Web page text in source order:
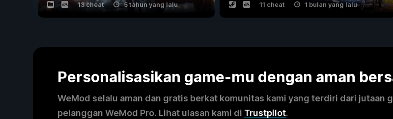
13 cheat 5 tahun yang lalu 11 cheat 1 bulan yang lalu
Personalisasikan game-mu dengan aman
WeMod selalu aman dan gratis berkat komunitas kami yang terdiri dari jutaan
pelanggan WeMod Pro. Lihat ulasan kami di Trustpilot.